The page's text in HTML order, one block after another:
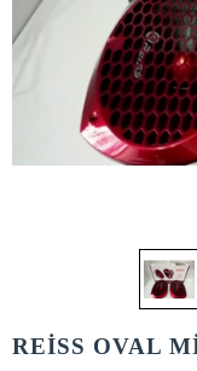
REİSS OVAL